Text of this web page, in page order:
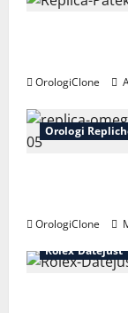
OrologiClone
Orologi
OrologiClone
Orologi
Rolex Datejust